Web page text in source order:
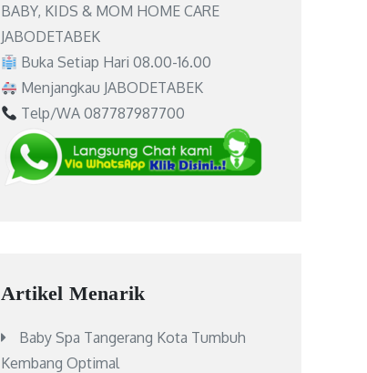
BABY, KIDS & MOM HOME CARE
JABODETABEK
Buka Setiap Hari 08.00-16.00
Menjangkau JABODETABEK
Telp/WA 087787987700
Artikel Menarik
Baby Spa Tangerang Kota Tumbuh
Kembang Optimal